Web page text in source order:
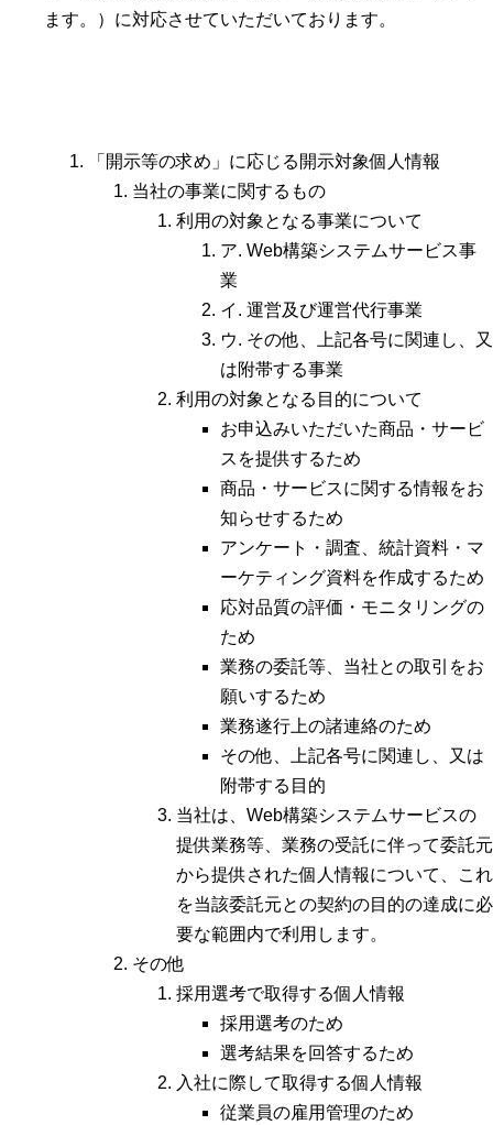
ます。）に対応させていただいております。
「開示等の求め」に応じる開示対象個人情報
当社の事業に関するもの
利用の対象となる事業について
ア. Web構築システムサービス事
業
イ. 運営及び運営代行事業
ウ. その他、上記各号に関連し、又
は附帯する事業
利用の対象となる目的について
お申込みいただいた商品・サービ
スを提供するため
商品・サービスに関する情報をお
知らせするため
アンケート・調査、統計資料・マ
ーケティング資料を作成するため
応対品質の評価・モニタリングの
ため
業務の委託等、当社との取引をお
願いするため
業務遂行上の諸連絡のため
その他、上記各号に関連し、又は
附帯する目的
当社は、Web構築システムサービスの
提供業務等、業務の受託に伴って委託元
から提供された個人情報について、これ
を当該委託元との契約の目的の達成に必
要な範囲内で利用します。
その他
採用選考で取得する個人情報
採用選考のため
選考結果を回答するため
入社に際して取得する個人情報
従業員の雇用管理のため